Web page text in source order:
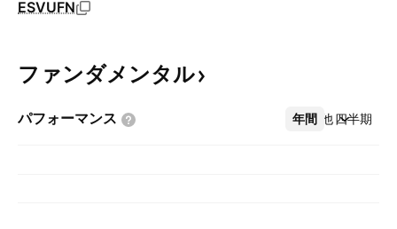
ESVUFN
ファンダメンタル
パフォーマンス 年間 四半期
その他